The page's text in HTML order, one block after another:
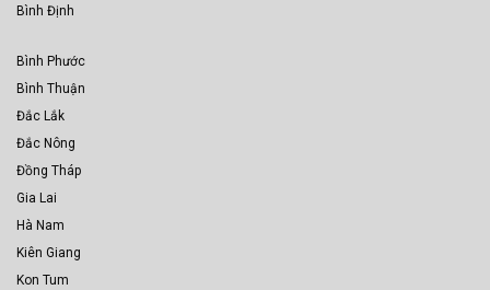
Bình Định
Bình Phước
Bình Thuận
Đắc Lắk
Đắc Nông
Đồng Tháp
Gia Lai
Hà Nam
Kiên Giang
Kon Tum